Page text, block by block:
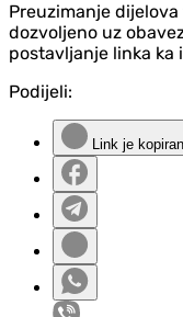
Preuzimanje
dozvoljeno uz
postavljanje linka ka
Podijeli:
Link je